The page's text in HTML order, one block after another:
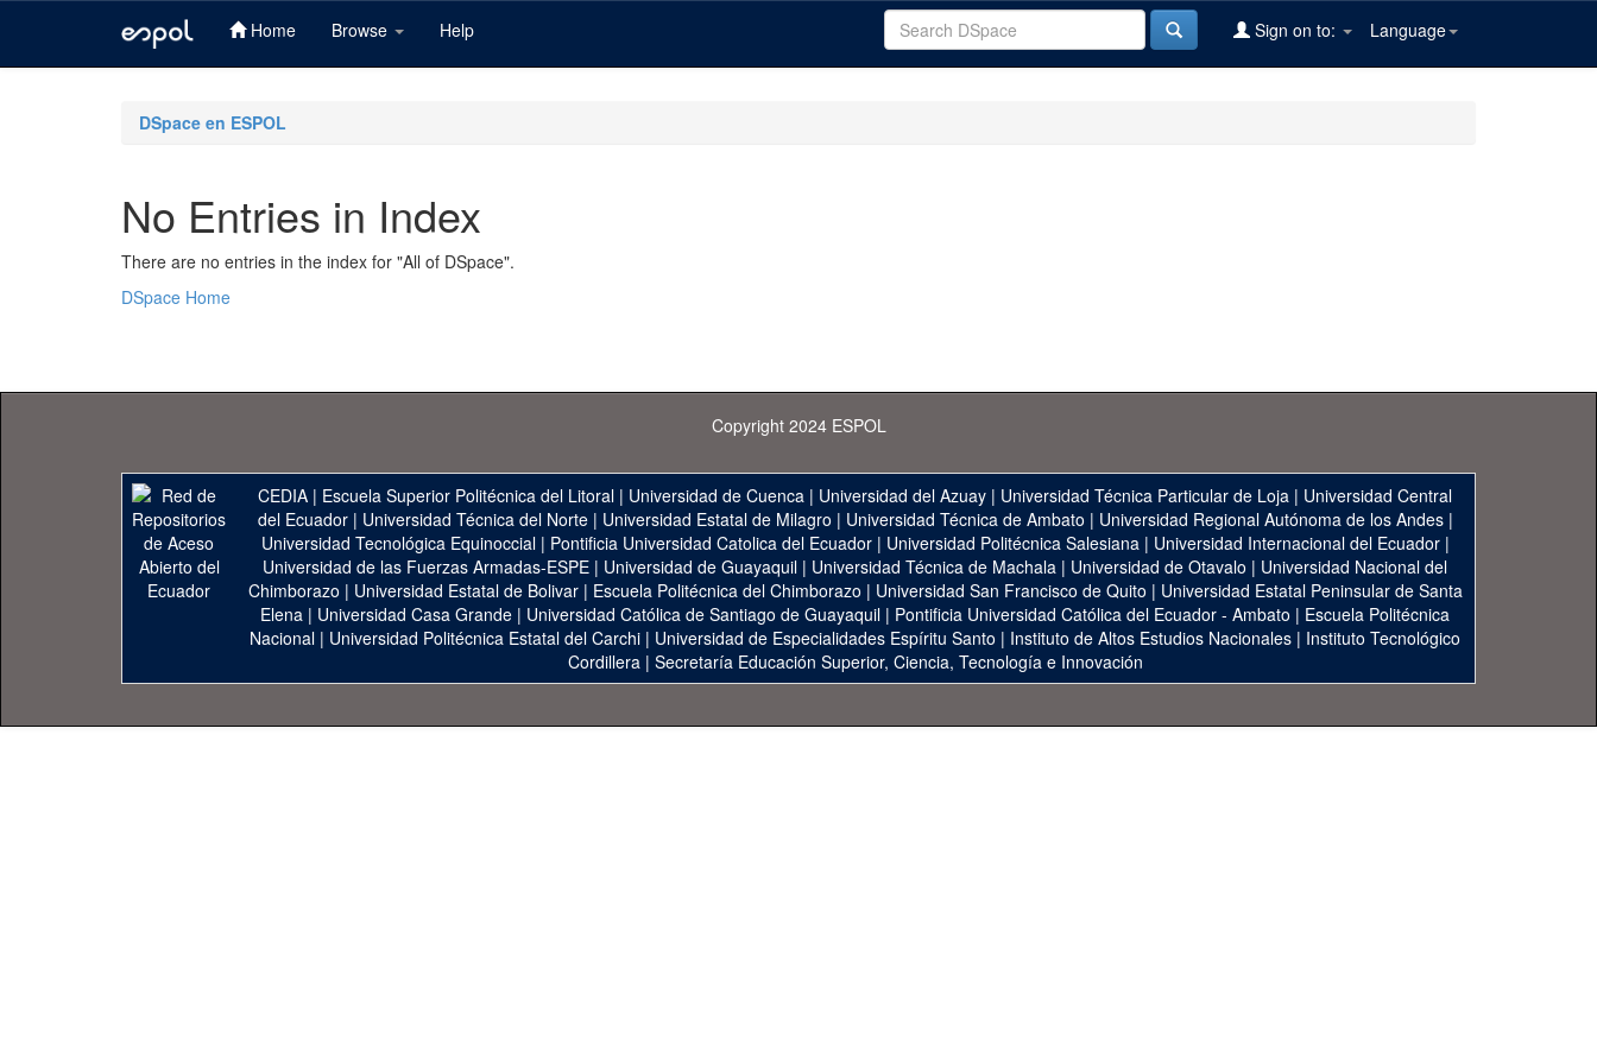
Home Browse Help Language
Sign on to:
DSpace en ESPOL
No Entries in Index
There are no entries in the index for "All of DSpace".
DSpace Home
Copyright 2024 ESPOL
CEDIA | Escuela Superior Politécnica del Litoral | Universidad de Cuenca | Universidad del Azuay | Universidad Técnica Particular de Loja | Universidad Central
del Ecuador| Universidad Técnica del Norte| Universidad Estatal de Milagro | Universidad Técnica de Ambato | Universidad Regional Autónoma de los Andes|
Universidad Tecnológica Equinoccial| Pontificia Universidad Catolica del Ecuador| Universidad Politécnica Salesiana| Universidad Internacional del Ecuador|
Universidad de las Fuerzas Armadas-ESPE | Universidad de Guayaquil | Universidad Técnica de Machala | Universidad de Otavalo | Universidad Nacional del
Chimborazo | Universidad Estatal de Bolivar| Escuela Politécnica del Chimborazo | Universidad San Francisco de Quito | Universidad Estatal Peninsular de Santa
Elena | Universidad Casa Grande | Universidad Católica de Santiago de Guayaquil | Pontificia Universidad Católica del Ecuador - Ambato | Escuela Politécnica
Nacional | Universidad Politécnica Estatal del Carchi | Universidad de Especialidades Espíritu Santo | Instituto de Altos Estudios Nacionales | Instituto Tecnológico
Cordillera| Secretaría Educación Superior, Ciencia, Tecnología e Innovación